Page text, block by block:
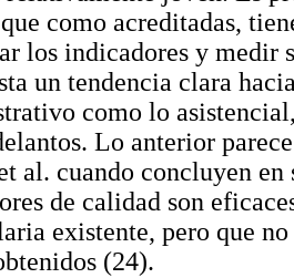
como acreditadas,
los indicadores y medir
un tendencia clara
como lo
Lo anterior
al. cuando concluyen
de calidad son
existente, pero que
(24).